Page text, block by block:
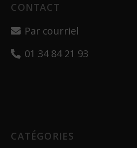
CONTACT
Par courriel
01 34 84 21 93
CATÉGORIES